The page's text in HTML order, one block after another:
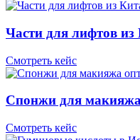
Части для лифтов из
Смотреть кейс
Спонжи для
Смотреть кейс